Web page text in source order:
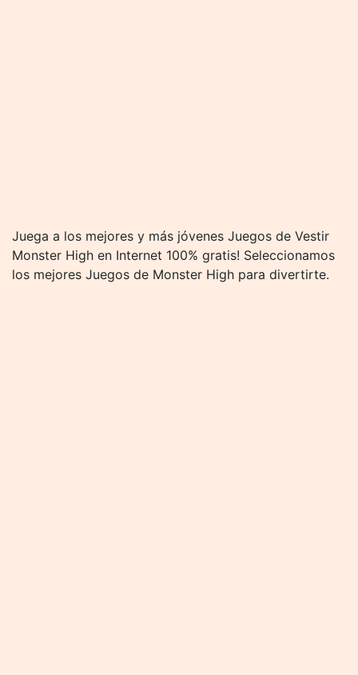
Juega a los mejores y más jóvenes Juegos de Vestir
Monster High en Internet 100% gratis! Seleccionamos
los mejores Juegos de Monster High para divertirte.